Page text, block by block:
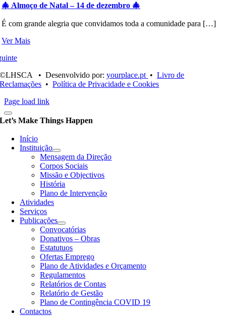
🎄 Almoço de Natal – 14 de dezembro 🎄
É com grande alegria que convidamos toda a comunidade para […]
Ver Mais
©LHSCA • Desenvolvido por:yourplace.pt •Livro de
Reclamações •Política de Privacidade e Cookies
Page load link
Let’s Make Things Happen
Início
Instituição
Mensagem da Direção
Corpos Sociais
Missão e Objectivos
História
Plano de Intervenção
Atividades
Serviços
Publicações
Convocatórias
Donativos – Obras
Estatutuos
Ofertas Emprego
Plano de Atividades e Orçamento
Regulamentos
Relatórios de Contas
Relatório de Gestão
Plano de Contingência COVID 19
Contactos